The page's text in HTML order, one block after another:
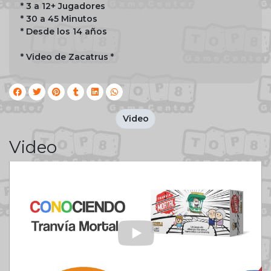
* 3 a 12+ Jugadores
* 30 a 45 Minutos
* Desde los 14 años
* Video de Zacatrus *
Video
Video